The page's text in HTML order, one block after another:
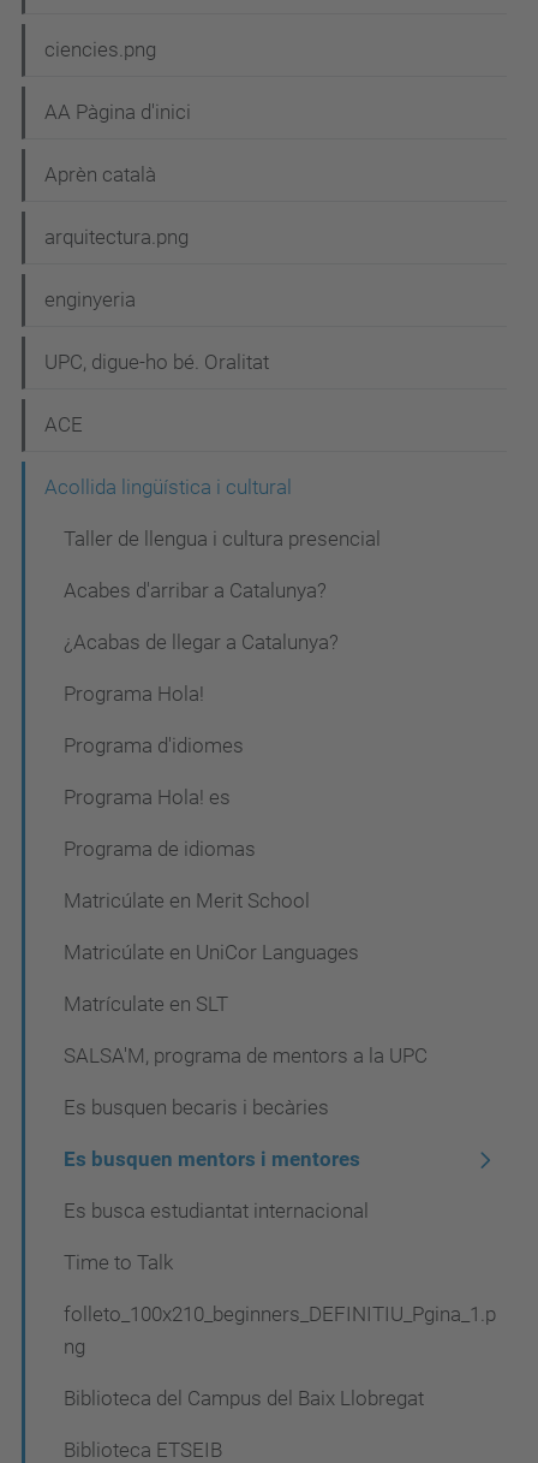
g
a
i
ó
ciencies.png
AA Pàgina d'inici
Aprèn català
arquitectura.png
enginyeria
UPC, digue-ho bé. Oralitat
ACE
Acollida lingüística i cultural
Taller de llengua i cultura presencial
Acabes d'arribar a Catalunya?
¿Acabas de llegar a Catalunya?
Programa Hola!
Programa d'idiomes
Programa Hola! es
Programa de idiomas
Matricúlate en Merit School
Matricúlate en UniCor Languages
Matrículate en SLT
SALSA'M, programa de mentors a la UPC
Es busquen becaris i becàries
Es busquen mentors i mentores
Es busca estudiantat internacional
Time to Talk
folleto_100x210_beginners_DEFINITIU_Pgina_1.p
ng
Biblioteca del Campus del Baix Llobregat
Biblioteca ETSEIB